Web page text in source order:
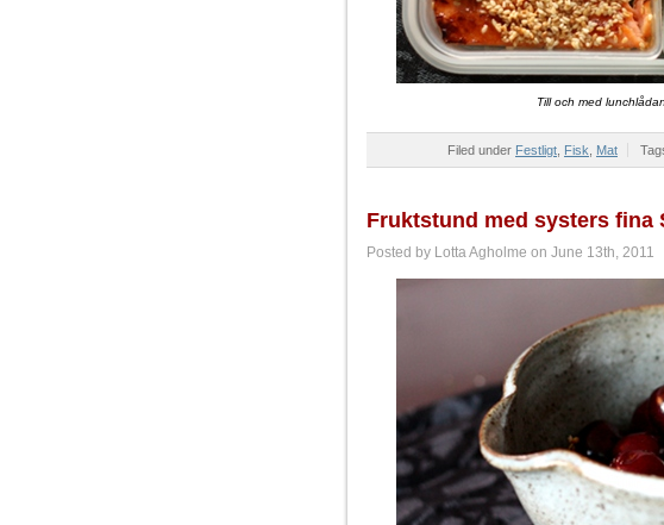
Till och med
Filed under Festligt Fisk Mat
Fruktstund med systers fina
Posted by Lotta Agholme on June 13th, 2011